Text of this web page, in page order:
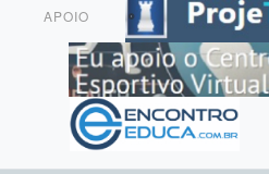
APOIO